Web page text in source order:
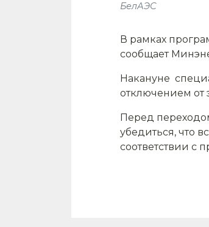
БелАЭС
В рамках
сообщает
Накануне
отключением от
Перед
убедиться, что
соответствии с